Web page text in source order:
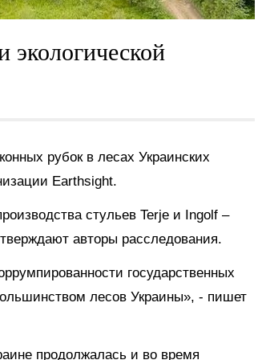
экологической
рубок в лесах Украинских
Earthsight.
стульев Terje и Ingolf –
авторы расследования.
государственных
лесов Украины», - пишет
продолжалась и во время